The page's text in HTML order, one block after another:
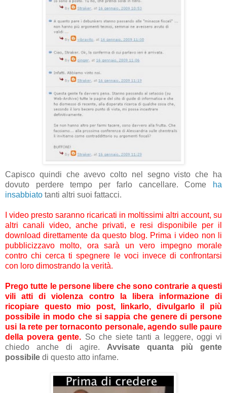
Capisco quindi che avevo colto nel segno visto che ha
dovuto perdere tempo per farlo cancellare. Come
ha
insabbiato tanti altri suoi fattacci.
I video presto saranno ricaricati in moltissimi altri account, su
altri canali video, anche privati, e resi disponibile per il
download direttamente da questo blog. Prima i video non li
pubblicizzavo molto, ora sarà un vero impegno morale
contro chi cerca ti spegnere le voci invece di confrontarsi
con loro dimostrando la verità.
Prego tutte le persone libere che sono contrarie a questi
vili atti di violenza contro la libera informazione di
ricopiare questo mio post, linkarlo, divulgarlo il più
possibile in modo che si sappia che genere di persone
usi la rete per tornaconto personale, agendo sulle paure
della povera gente. So che siete tanti a leggere, oggi vi
chiedo anche di agire. Avvisate quanta più gente
possibile di questo atto infame.